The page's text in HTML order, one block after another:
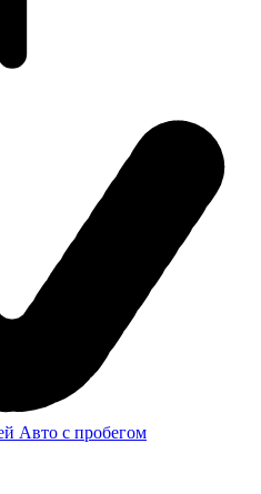
Авто с пробегом
и наш менеджер свяжется с
своих персональных данных
рекламно-